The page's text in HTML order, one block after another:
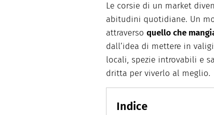
Le corsie di un market
abitudini quotidiane. Un
attraverso quello che
dall’idea di mettere in
locali, spezie introvabili e
dritta per viverlo al meglio.